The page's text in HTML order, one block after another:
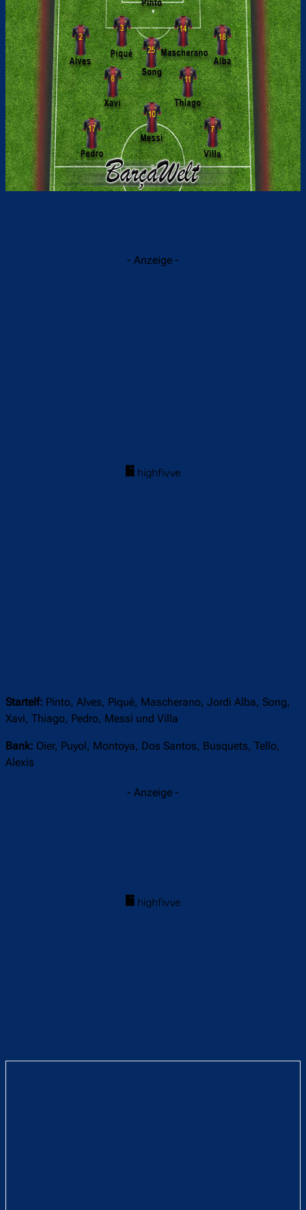
- Anzeige -
Startelf: Pinto, Alves, Piqué, Mascherano, Jordi Alba, Song,
Xavi, Thiago, Pedro, Messi und Villa
Bank: Oier, Puyol, Montoya, Dos Santos, Busquets, Tello,
Alexis
- Anzeige -